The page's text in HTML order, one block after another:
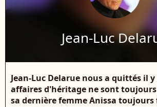
Jean-Luc
Jean-Luc Delarue nous a quittés il y
affaires d'héritage ne sont toujours
sa dernière femme Anissa toujours